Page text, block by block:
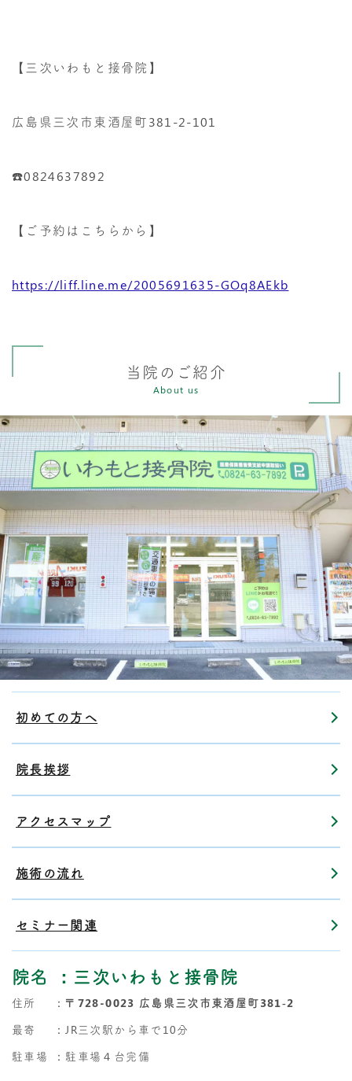
【三次いわもと接骨院】
広島県三次市東酒屋町381-2-101
☎️0824637892
【ご予約はこちらから】
https://liff.line.me/2005691635-GOq8AEkb
当院のご紹介
About us
初めての方へ
院長挨拶
アクセスマップ
施術の流れ
セミナー関連
院名 ：三次いわもと接骨院
住所 ： 〒728-0023 広島県三次市東酒屋町381‐2
最寄
：JR三次駅から車で10分
駐車場
：駐車場４台完備